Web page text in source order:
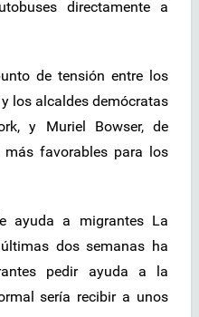
directamente a
de tensión entre los
los alcaldes demócratas
y Muriel Bowser, de
más favorables para los
ayuda a migrantes La
dos semanas ha
pedir ayuda a la
sería recibir a unos